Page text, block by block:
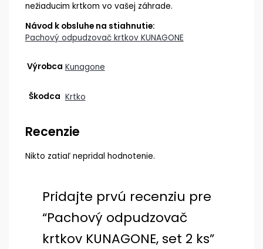
nežiaducim krtkom vo vašej záhrade.
Návod k obsluhe na stiahnutie:
Pachový odpudzovač krtkov KUNAGONE
Výrobca Kunagone
Škodca Krtko
Recenzie
Nikto zatiaľ nepridal hodnotenie.
Pridajte prvú recenziu pre
“Pachový odpudzovač
krtkov KUNAGONE, set 2 ks”